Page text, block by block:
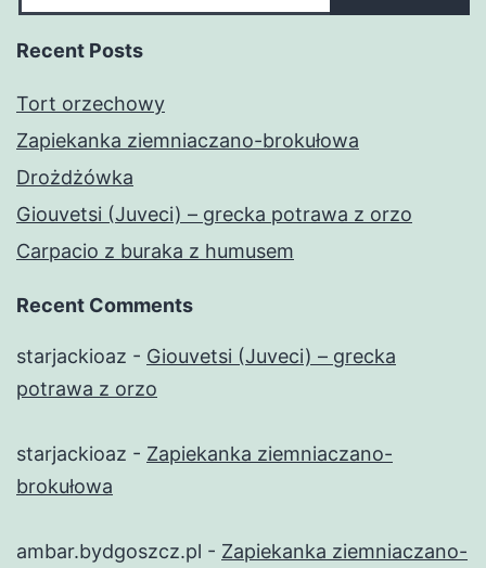
Recent Posts
Tort orzechowy
Zapiekanka ziemniaczano-brokułowa
Drożdżówka
Giouvetsi (Juveci) – grecka potrawa z orzo
Carpacio z buraka z humusem
Recent Comments
starjackioaz - Giouvetsi (Juveci) – grecka
potrawa z orzo
starjackioaz - Zapiekanka ziemniaczano-
brokułowa
ambar.bydgoszcz.pl - Zapiekanka ziemniaczano-